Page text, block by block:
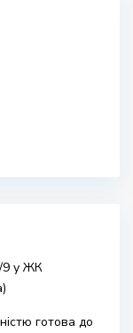
9 у ЖК
готова до